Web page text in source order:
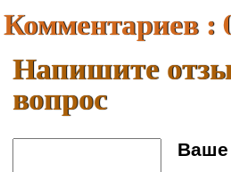
Комментариев :
Напишите
вопрос